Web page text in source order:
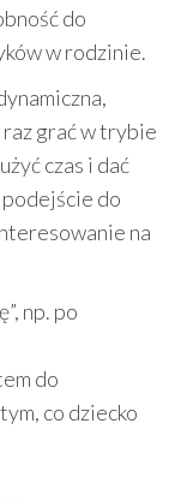
do
w rodzinie.
grać w trybie
czas i dać
do
na
np. po
do
co dziecko